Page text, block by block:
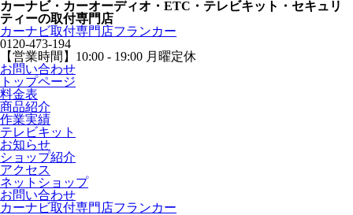
カーナビ・カーオーディオ・ETC・テレビキット・セキュリ
ティーの取付専門店
カーナビ取付専⾨店フランカー
0120-473-194
【営業時間】 10:00 - 19:00 月曜定休
お問い合わせ
トップページ
料金表
商品紹介
作業実績
テレビキット
お知らせ
ショップ紹介
アクセス
ネットショップ
お問い合わせ
カーナビ取付専⾨店フランカー